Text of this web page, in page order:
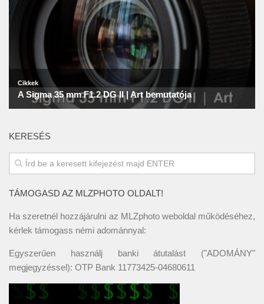
KERESÉS
TÁMOGASD AZ MLZPHOTO OLDALT!
Ha szeretnél hozzájárulni az MLZphoto weboldal működéséhez,
kérlek támogass némi adománnyal:
Egyszerűen használj banki átutalást ("ADOMÁNY"
megjegyzéssel): OTP Bank 11773425-04680611